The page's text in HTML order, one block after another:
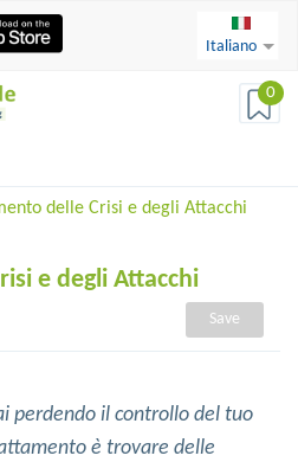
Italiano
0
delle Crisi e degli Attacchi
e degli Attacchi
Save
perdendo il controllo del tuo
è trovare delle